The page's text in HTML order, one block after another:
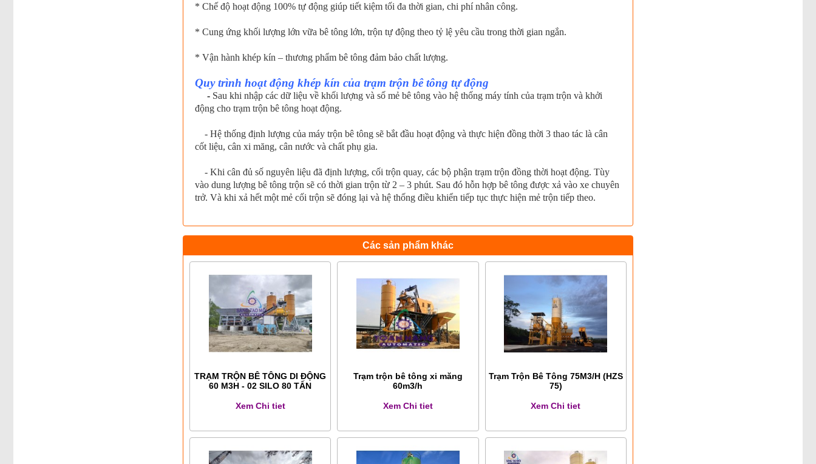
* Chế độ hoạt động 100% tự động giúp tiết kiệm tối đa thời gian, chi phí nhân công.
* Cung ứng khối lượng lớn vữa bê tông lớn, trộn tự động theo tỷ lệ yêu cầu trong thời gian ngắn.
* Vận hành khép kín – thương phẩm bê tông đảm bảo chất lượng.
Quy trình hoạt động khép kín của trạm trộn bê tông tự động
- Sau khi nhập các dữ liệu về khối lượng và số mẻ bê tông vào hệ thống máy tính của trạm trộn và khởi
động cho trạm trộn bê tông hoạt động.
- Hệ thống định lượng của máy trộn bê tông sẽ bắt đầu hoạt động và thực hiện đồng thời 3 thao tác là cân
cốt liệu, cân xi măng, cân nước và chất phụ gia.
- Khi cân đủ số nguyên liệu đã định lượng, cối trộn quay, các bộ phận trạm trộn đồng thời hoạt động. Tùy
vào dung lượng bê tông trộn sẽ có thời gian trộn từ 2 – 3 phút. Sau đó hỗn hợp bê tông được xả vào xe chuyên
trở. Và khi xả hết một mẻ cối trộn sẽ đóng lại và hệ thống điều khiển tiếp tục thực hiện mẻ trộn tiếp theo.
Các sản phẩm khác
TRẠM TRỘN BÊ TÔNG DI ĐỘNG
60 M3H - 02 SILO 80 TẤN
Xem Chi tiet
Trạm trộn bê tông xi măng
60m3/h
Xem Chi tiet
Trạm Trộn Bê Tông 75M3/H (HZS
75)
Xem Chi tiet